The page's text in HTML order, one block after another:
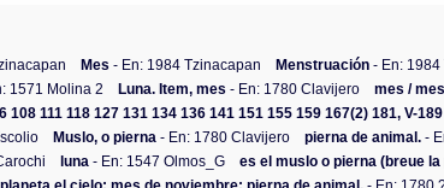
Mes - En: 1984 Tzinacapan Menstruación - En: 1984
1571 Molina 2 Luna. Item, mes - En: 1780 Clavijero mes /
108 111 118 127 131 134 136 141 151 155 159 167(2) 181, V-
Muslo, o pierna - En: 1780 Clavijero pierna de animal. -
luna - En: 1547 Olmos_G es el muslo o pierna (breue
el cielo; mes de noviembre; pierna de animal. - En: 1780